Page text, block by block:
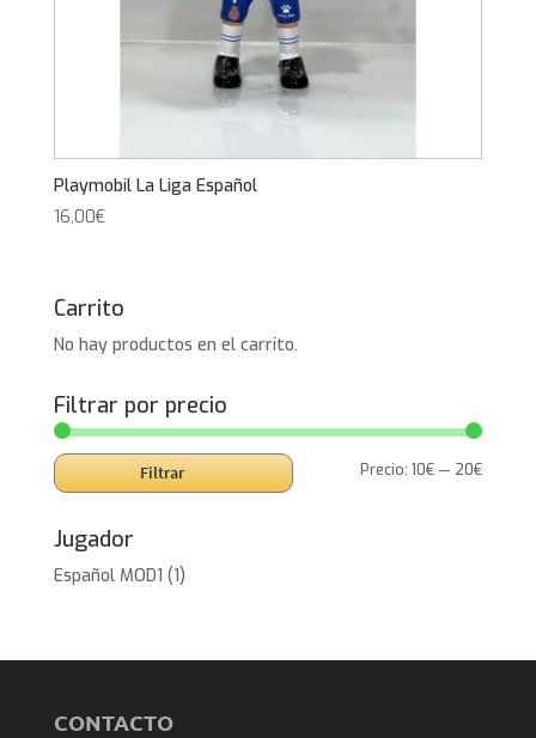
Playmobil La Liga Español
16,00€
Carrito
No hay productos en el carrito.
Filtrar por precio
Precio
Precio
Filtrar Precio:10€ — 20€
Jugador
Español MOD1 (1)
CONTACTO